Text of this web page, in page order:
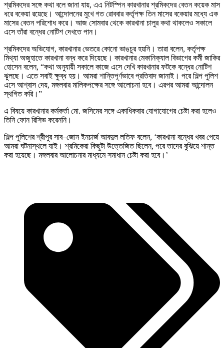
শ্রমিকদের সঙ্গে কথা বলে জানা যায়, এএ নিটস্পিন কারখানার শ্রমিকদের বেতন কয়েক মাস
ধরে বকেয়া রয়েছে। আন্দোলনের মুখে গত রোববার কর্তৃপক্ষ তিন মাসের বকেয়ার মধ্যে এক
মাসের বেতন পরিশোধ করে। আজ সোমবার থেকে কারখানা চালুর কথা থাকলেও সকালে
এসে তাঁরা বন্ধের নোটিশ দেখতে পান।
শ্রমিকদের অভিযোগ, কারখানার ভেতরে কোনো ভাঙচুর হয়নি। তারা বলেন, কর্তৃপক্ষ
মিথ্যা অজুহাতে কারখানা বন্ধ করে দিয়েছে। কারখানার মেকানিক্যাল বিভাগের কর্মী জাকির
হোসেন বলেন, “কথা অনুযায়ী সকালে কাজে এসে দেখি কারখানার ফটকে বন্ধের নোটিশ
ঝুলছে। এতে সবাই ক্ষুব্ধ হয়। আমরা শান্তিপূর্ণভাবে প্রতিবাদ জানাই। পরে শিল্প পুলিশ
এসে আশ্বাস দেয়, মঙ্গলবার মালিকপক্ষের সঙ্গে আলোচনা হবে। এরপর আমরা আন্দোলন
স্থগিত করি।”
এ বিষয়ে কারখানার কর্মকর্তা মো. জসিমের সঙ্গে একাধিকবার যোগাযোগের চেষ্টা করা হলেও
তিনি ফোন রিসিভ করেননি।
শিল্প পুলিশের শ্রীপুর সাব–জোন ইনচার্জ আবদুল লতিফ বলেন, ‘কারখানা বন্ধের খবর পেয়ে
আমরা ঘটনাস্থলে যাই। শ্রমিকেরা কিছুটা উত্তেজিত ছিলেন, পরে তাদের বুঝিয়ে শান্ত
করা হয়েছে। মঙ্গলবার আলোচনার মাধ্যমে সমাধান চেষ্টা করা হবে।’